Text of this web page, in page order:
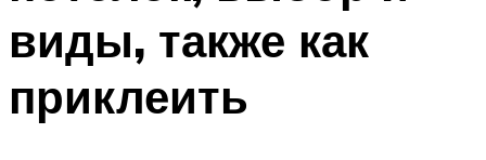
виды, также как
приклеить